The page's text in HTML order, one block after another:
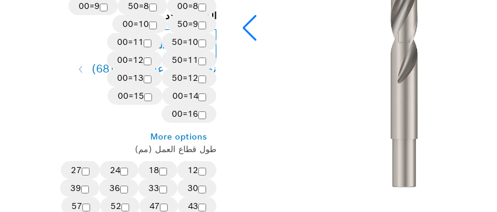
8=00
8=50
9=00
9=50
10=00
10=50
11=00
11=50
12=00
12=50
13=00
14=00
15=00
16=00
More options
طول قطاع العمل (مم)
12
18
24
27
30
33
36
39
43
47
52
57
الخيار المحدد
تغيير النوع
نظرة عامة على الأنواع (68)